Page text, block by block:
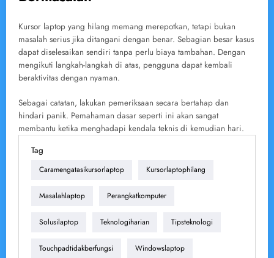
Kursor laptop yang hilang memang merepotkan, tetapi bukan
masalah serius jika ditangani dengan benar. Sebagian besar kasus
dapat diselesaikan sendiri tanpa perlu biaya tambahan. Dengan
mengikuti langkah-langkah di atas, pengguna dapat kembali
beraktivitas dengan nyaman.
Sebagai catatan, lakukan pemeriksaan secara bertahap dan
hindari panik. Pemahaman dasar seperti ini akan sangat
membantu ketika menghadapi kendala teknis di kemudian hari.
Tag
Caramengatasikursorlaptop Kursorlaptophilang
Masalahlaptop Perangkatkomputer
Solusilaptop Teknologiharian Tipsteknologi
Touchpadtidakberfungsi Windowslaptop